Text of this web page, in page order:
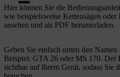
Hier können Sie die
wie beispielsweise Kettensägen oder
ansehen und als PDF herunterladen.
Geben Sie einfach unten den
Beispiel: GTA 26 oder MS 170. Der
sichtbar auf Ihrem Gerät, sodass Sie